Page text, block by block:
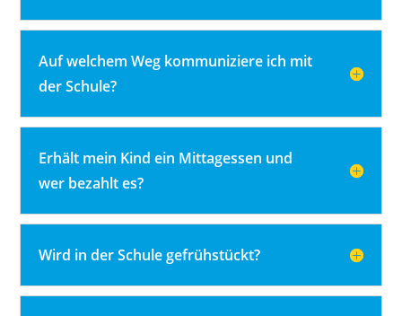
Auf welchem Weg kommuniziere ich mit
der Schule?
Erhält mein Kind ein Mittagessen und
wer bezahlt es?
Wird in der Schule gefrühstückt?